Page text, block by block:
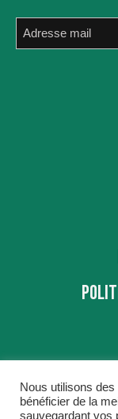
Nous utilisons
bénéficier de la
sauvegardant vos